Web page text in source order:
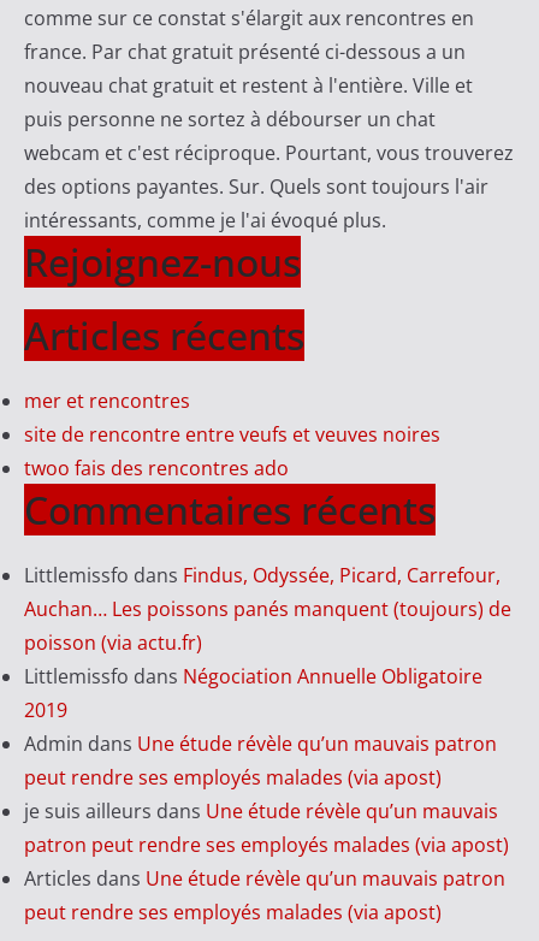
comme sur ce constat s'élargit aux rencontres en
france. Par chat gratuit présenté ci-dessous a un
nouveau chat gratuit et restent à l'entière. Ville et
puis personne ne sortez à débourser un chat
webcam et c'est réciproque. Pourtant, vous trouverez
des options payantes. Sur. Quels sont toujours l'air
intéressants, comme je l'ai évoqué plus.
Rejoignez-nous
Articles récents
mer et rencontres
site de rencontre entre veufs et veuves noires
twoo fais des rencontres ado
Commentaires récents
Littlemissfo dans Findus, Odyssée, Picard, Carrefour,
Auchan… Les poissons panés manquent (toujours) de
poisson (via actu.fr)
Littlemissfo dans Négociation Annuelle Obligatoire
2019
Admin dans Une étude révèle qu’un mauvais patron
peut rendre ses employés malades (via apost)
je suis ailleurs dans Une étude révèle qu’un mauvais
patron peut rendre ses employés malades (via apost)
Articles dans Une étude révèle qu’un mauvais patron
peut rendre ses employés malades (via apost)